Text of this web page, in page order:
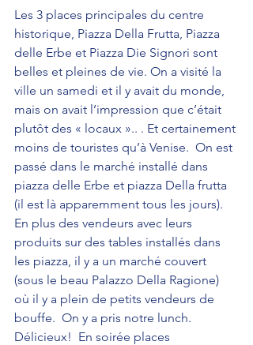
Les 3 places principales du centre
historique, Piazza Della Frutta, Piazza
delle Erbe et Piazza Die Signori sont
belles et pleines de vie. On a visité la
ville un samedi et il y avait du monde,
mais on avait l’impression que c’était
plutôt des « locaux ».. . Et certainement
moins de touristes qu’à Venise.  On est
passé dans le marché installé dans
piazza delle Erbe et piazza Della frutta
(il est là apparemment tous les jours).
En plus des vendeurs avec leurs
produits sur des tables installés dans
les piazza, il y a un marché couvert
(sous le beau Palazzo Della Ragione)
où il y a plein de petits vendeurs de
bouffe.  On y a pris notre lunch.
Délicieux!  En soirée places